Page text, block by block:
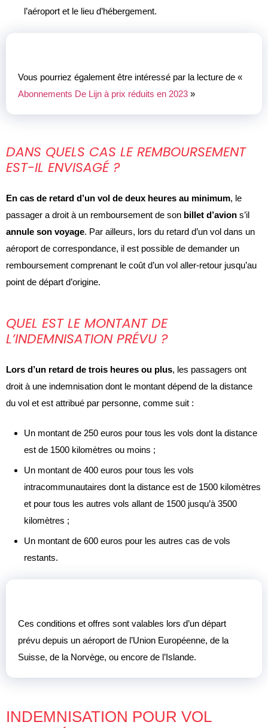
l’aéroport et le lieu d’hébergement.
Vous pourriez également être intéressé par la lecture de «
Abonnements De Lijn à prix réduits en 2023 »
DANS QUELS CAS LE REMBOURSEMENT
EST-IL ENVISAGÉ ?
En cas de retard d’un vol de deux heures au minimum, le
passager a droit à un remboursement de son billet d’avion s’il
annule son voyage. Par ailleurs, lors du retard d’un vol dans un
aéroport de correspondance, il est possible de demander un
remboursement comprenant le coût d’un vol aller-retour jusqu’au
point de départ d’origine.
QUEL EST LE MONTANT DE
L’INDEMNISATION PRÉVU ?
Lors d’un retard de trois heures ou plus, les passagers ont
droit à une indemnisation dont le montant dépend de la distance
du vol et est attribué par personne, comme suit :
Un montant de 250 euros pour tous les vols dont la distance
est de 1500 kilomètres ou moins ;
Un montant de 400 euros pour tous les vols
intracommunautaires dont la distance est de 1500 kilomètres
et pour tous les autres vols allant de 1500 jusqu’à 3500
kilomètres ;
Un montant de 600 euros pour les autres cas de vols
restants.
Ces conditions et offres sont valables lors d’un départ
prévu depuis un aéroport de l’Union Européenne, de la
Suisse, de la Norvège, ou encore de l’Islande.
INDEMNISATION POUR VOL